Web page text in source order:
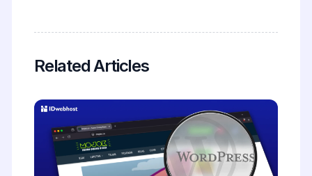
Related Articles